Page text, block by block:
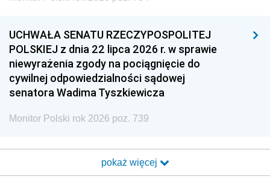
UCHWAŁA SENATU RZECZYPOSPOLITEJ
POLSKIEJ z dnia 22 lipca 2026 r. w sprawie
niewyrażenia zgody na pociągnięcie do
cywilnej odpowiedzialności sądowej
senatora Wadima Tyszkiewicza
Monitor Polski rok 2026 poz. 739
pokaż więcej